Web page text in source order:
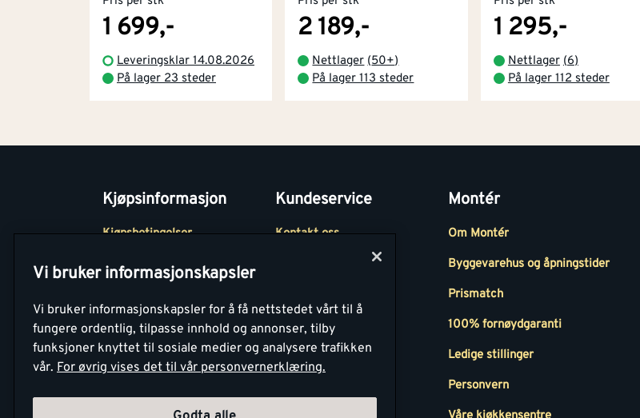
1 699,-
Leveringsklar 14.08.2026
På lager 23 steder
2 189,-
Nettlager (50+)
På lager 113 steder
1 295,-
Nettlager (6)
På lager 112 steder
Kjøpsinformasjon
Kjøpsbetingelser
Betaling
Retur- og
angrerettsskjema
Kundeservice
Kontakt oss
Medlemsavtaler
Montér Bedrift
Montér
Om Montér
Byggevarehus og åpningstider
Prismatch
100% fornøydgaranti
Ledige stillinger
Personvern
Vi bruker informasjonskapsler
Vi bruker informasjonskapsler for å få nettstedet vårt til å
fungere ordentlig, tilpasse innhold og annonser, tilby
funksjoner knyttet til sosiale medier og analysere trafikken
vår. For øvrig vises det til vår personvernerklæring.